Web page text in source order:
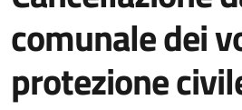
comunale dei
protezione